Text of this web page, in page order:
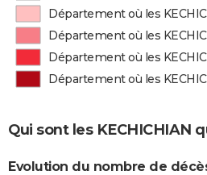
Département où les
Département où les
Département où les
Département où les
Qui sont les KECHICHIAN
Evolution du nombre de